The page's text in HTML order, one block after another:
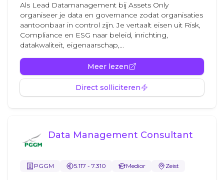
Als Lead Datamanagement bij Assets Only
organiseer je data en governance zodat organisaties
aantoonbaar in control zijn. Je vertaalt eisen uit Risk,
Compliance en ESG naar beleid, inrichting,
datakwaliteit, eigenaarschap,...
Meer lezen
Direct solliciteren
Data Management Consultant
PGGM 5.117 - 7.310 Medior Zeist